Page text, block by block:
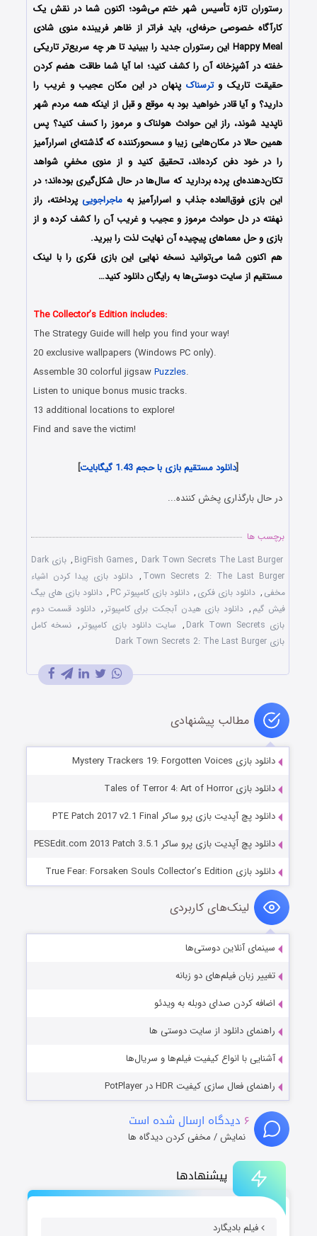
پیشنهادها
فیلم بادیگارد
رستوران تازه‌ تأسیس شهر ختم می‌شود؛ اکنون شما در نقش یک
کارآگاه خصوصی حرفه‌ای، باید فراتر از ظاهر فریبنده‌ منوی شادی
Happy Meal این رستوران جدید را ببینید تا هر چه سریع‌تر تاریکی
خفته در آشپزخانه آن را کشف کنید؛ اما آیا شما طاقت هضم کردن
حقیقت تاریک وترسناک پنهان در این مکان عجیب و غریب را
دارید؟ و آیا قادر خواهید بود به موقع و قبل از اینکه همه مردم شهر
ناپدید شوند، راز این حوادث هولناک و مرموز را کسف کنید؟ پس
همین حالا در مکان‌هایی زیبا و مسحورکننده که گذشته‌ای اسرارآمیز
را در خود دفن کرده‌اند، تحقیق کنید و از منوی مخفیِ شواهد
تکان‌دهنده‌ای پرده بردارید که سال‌ها در حال شکل‌گیری بوده‌اند؛ در
این بازی فوق‌العاده جذاب و اسرارآمیز بهماجراجویی پرداخته، راز
نهفته در دل حوادث مرموز و عجیب و غریب آن را کشف کرده و از
بازی و حل معماهای پیچیده آن نهایت لذت را ببرید.
هم اکنون شما می‌توانید نسخه نهایی این بازی فکری را با لینک
مستقیم از سایت دوستی‌ها به رایگان دانلود کنید…
The Collector’s Edition includes:
The Strategy Guide will help you find your way!
20 exclusive wallpapers (Windows PC only).
Assemble 30 colorful jigsawPuzzles.
Listen to unique bonus music tracks.
13 additional locations to explore!
Find and save the victim!
[دانلود مستقیم بازی با حجم 1.43 گیگابایت ]
در حال بارگذاری پخش کننده...
برچسب ها
BigFish Games, Dark Town Secrets The Last Burger
,
بازی Dark
Town Secrets 2: The Last Burger
, دانلود بازی پيدا کردن اشياء
مخفی , دانلود بازی فکری , دانلود بازی کامپيوتر PC , دانلود بازی های بيگ
فيش گيم , دانلود بازی هيدن آبجکت برای کامپیوتر , دانلود قسمت دوم
بازی Dark Town Secrets
, سايت دانلود بازی کامپيوتر , نسخه کامل
بازی Dark Town Secrets 2: The Last Burger
مطالب پیشنهادی
دانلود بازی Mystery Trackers 19: Forgotten Voices
دانلود بازی Tales of Terror 4: Art of Horror
دانلود پچ آپدیت بازی پرو ساکر PTE Patch 2017 v2.1 Final
دانلود پچ آپدیت بازی پرو ساکر PESEdit.com 2013 Patch 3.5.1
دانلود بازی True Fear: Forsaken Souls Collector’s Edition
لینک‌های کاربردی
سینمای آنلاین دوستی‌ها
تغییر زبان فیلم‌های دو زبانه
اضافه کردن صدای دوبله به ویدئو
راهنمای دانلود از سایت دوستی ها
آشنایی با انواع کیفیت فیلم‌ها و سریال‌ها
راهنمای فعال سازی کیفیت HDR در PotPlayer
۶ دیدگاه ارسال شده است
نمایش / مخفی کردن دیدگاه ها